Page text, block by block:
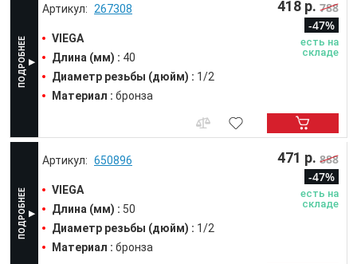
267308
VIEGA
Длина (мм) : 40
Диаметр резьбы (дюйм) : 1/2
Материал : бронза
418 р. 788
-47%
есть на
складе
650896
VIEGA
Длина (мм) : 50
Диаметр резьбы (дюйм) : 1/2
Материал : бронза
471 р. 888
-47%
есть на
складе